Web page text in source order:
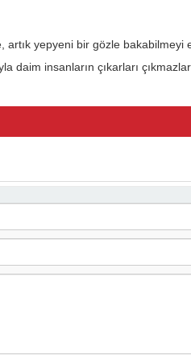
artık yepyeni bir gözle
insanların çıkarları